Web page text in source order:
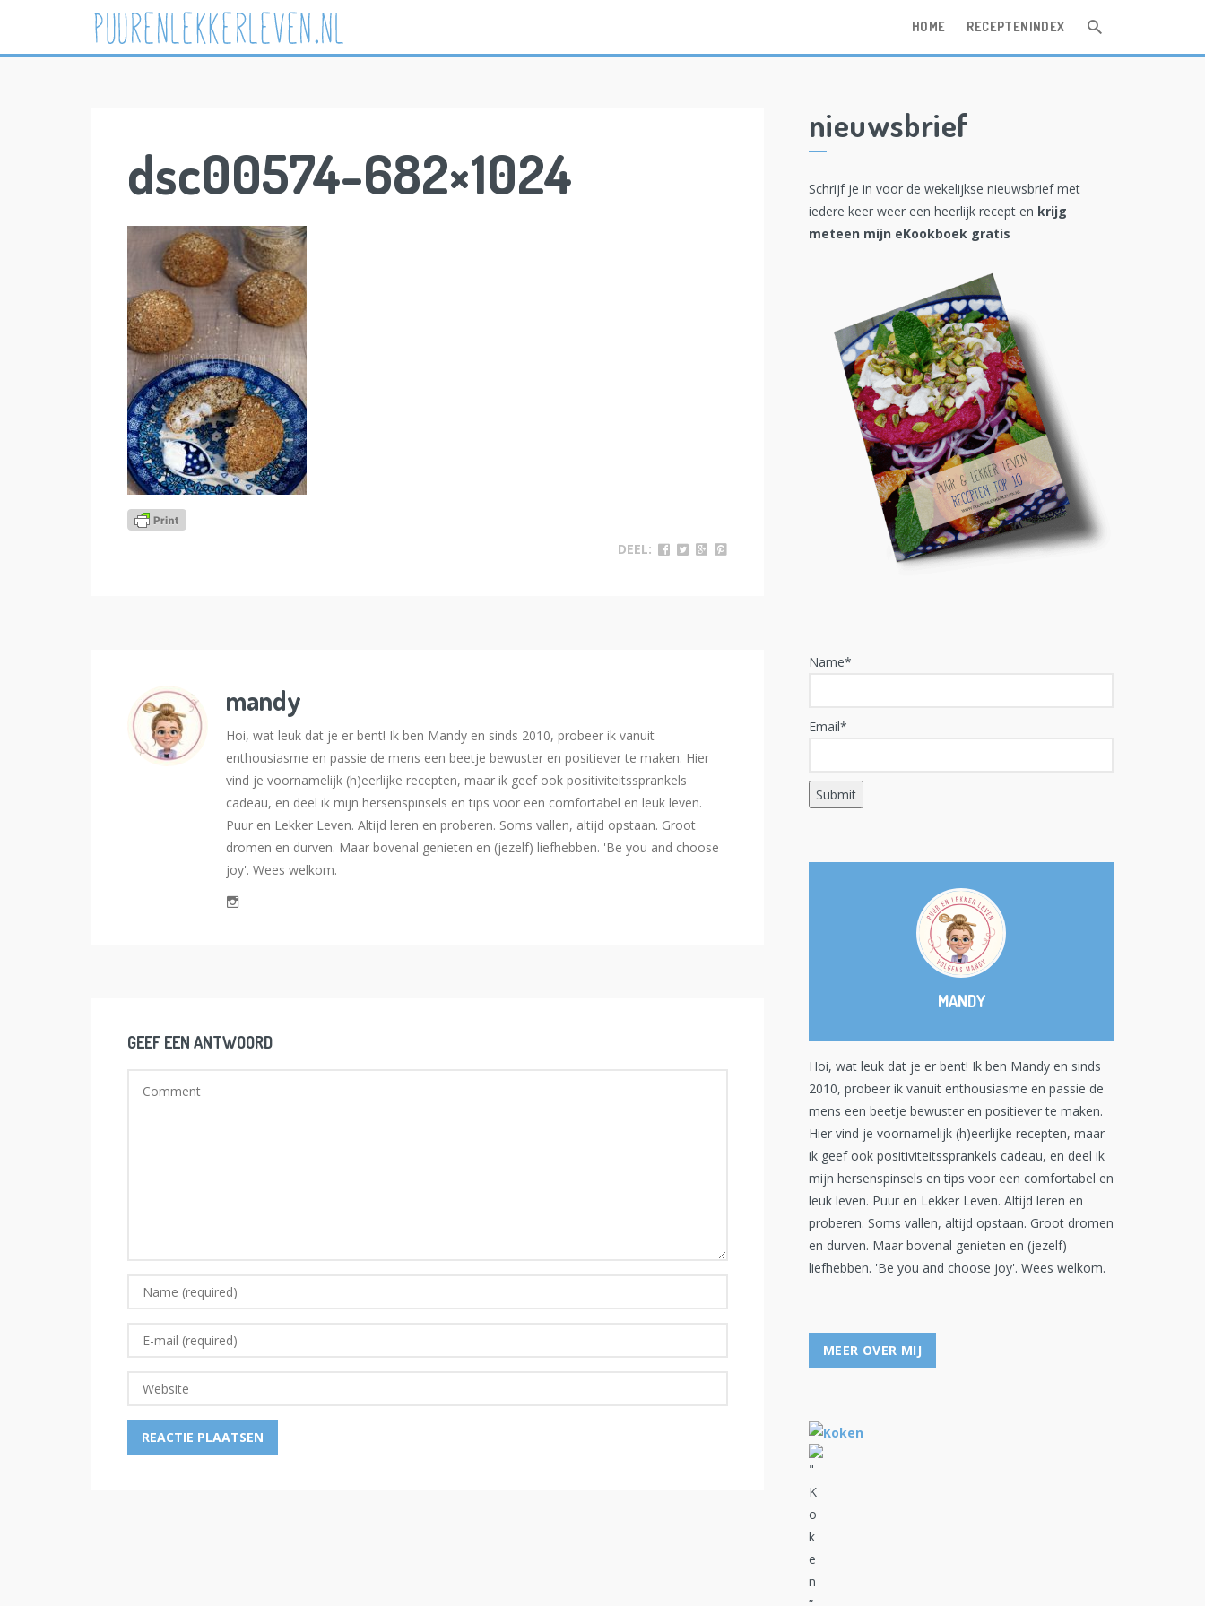
HOME RECEPTENINDEX
dsc00574-682×1024
DEEL:
mandy
Hoi, wat leuk dat je er bent! Ik ben Mandy en sinds 2010, probeer ik vanuit
enthousiasme en passie de mens een beetje bewuster en positiever te maken. Hier
vind je voornamelijk (h)eerlijke recepten, maar ik geef ook positiviteitssprankels
cadeau, en deel ik mijn hersenspinsels en tips voor een comfortabel en leuk leven.
Puur en Lekker Leven. Altijd leren en proberen. Soms vallen, altijd opstaan. Groot
dromen en durven. Maar bovenal genieten en (jezelf) liefhebben. 'Be you and choose
joy'. Wees welkom.
GEEF EEN ANTWOORD
nieuwsbrief
Schrijf je in voor de wekelijkse nieuwsbrief met
iedere keer weer een heerlijk recept en krijg
meteen mijn eKookboek gratis
Name*
Email*
MANDY
Hoi, wat leuk dat je er bent! Ik ben Mandy en sinds
2010, probeer ik vanuit enthousiasme en passie de
mens een beetje bewuster en positiever te maken.
Hier vind je voornamelijk (h)eerlijke recepten, maar
ik geef ook positiviteitssprankels cadeau, en deel ik
mijn hersenspinsels en tips voor een comfortabel en
leuk leven. Puur en Lekker Leven. Altijd leren en
proberen. Soms vallen, altijd opstaan. Groot dromen
en durven. Maar bovenal genieten en (jezelf)
liefhebben. 'Be you and choose joy'. Wees welkom.
MEER OVER MIJ